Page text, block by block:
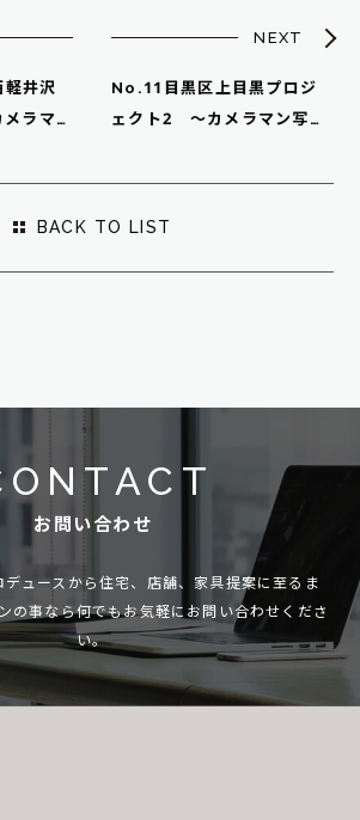
井沢
ラマ
NEXT
No.11目黒区上目黒プロジ
ェクト2 ～カメラマン写真
BACK TO LIST
お問い合わせ
ュースから住宅、店舗、家具提案に至るま
の事なら何でもお気軽にお問い合わせくださ
い。